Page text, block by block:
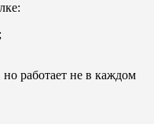
работает не в каждом